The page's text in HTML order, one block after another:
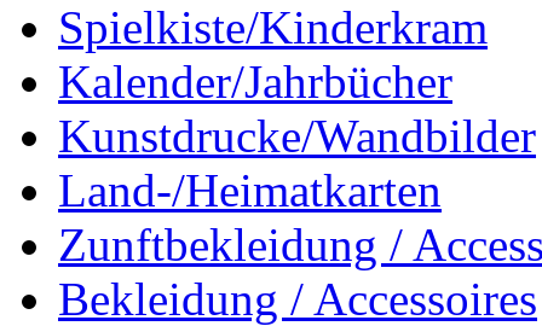
Spielkiste/Kinderkram
Kalender/Jahrbücher
Kunstdrucke/Wandbilder
Land-/Heimatkarten
Zunftbekleidung /
Bekleidung / Accessoires